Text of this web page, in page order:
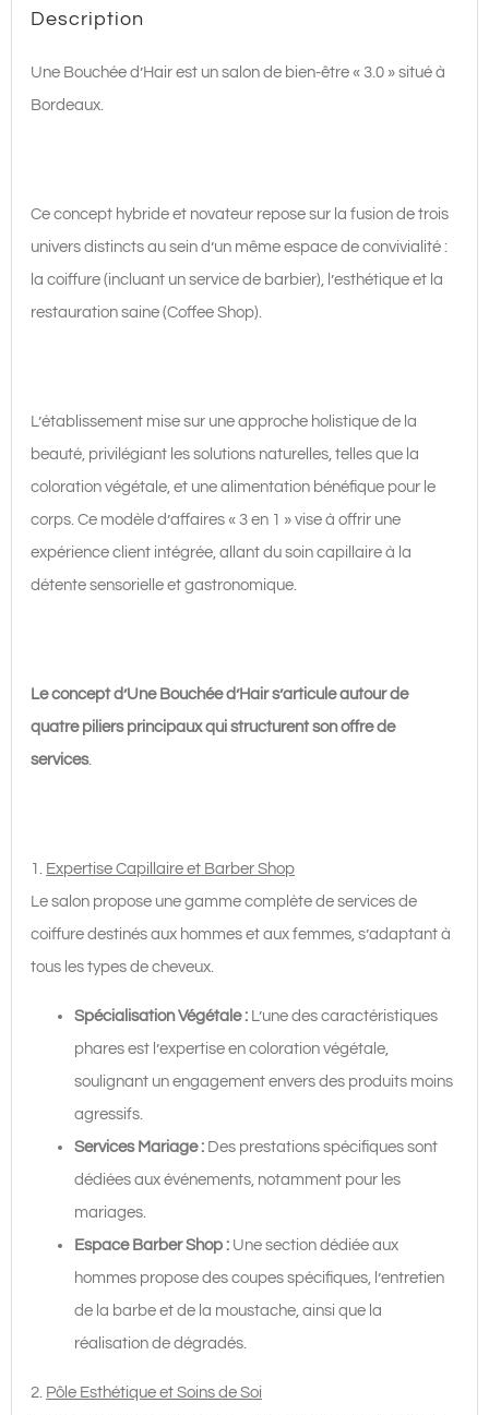
Une
Description
Une Bouchée d’Hair est un salon de bien-être « 3.0 » situé à
Bordeaux.
Ce concept hybride et novateur repose sur la fusion de trois
univers distincts au sein d’un même espace de convivialité :
la coiffure (incluant un service de barbier), l’esthétique et la
restauration saine (Coffee Shop).
L’établissement mise sur une approche holistique de la
beauté, privilégiant les solutions naturelles, telles que la
coloration végétale, et une alimentation bénéfique pour le
corps. Ce modèle d’affaires « 3 en 1 » vise à offrir une
expérience client intégrée, allant du soin capillaire à la
détente sensorielle et gastronomique.
Le concept d’Une Bouchée d’Hair s’articule autour de
quatre piliers principaux qui structurent son offre de
services.
1.
Expertise Capillaire et Barber Shop
Le salon propose une gamme complète de services de
coiffure destinés aux hommes et aux femmes, s’adaptant à
tous les types de cheveux.
Spécialisation Végétale : L’une des caractéristiques
phares est l’expertise en coloration végétale,
soulignant un engagement envers des produits moins
agressifs.
Services Mariage : Des prestations spécifiques sont
dédiées aux événements, notamment pour les
mariages.
Espace Barber Shop : Une section dédiée aux
hommes propose des coupes spécifiques, l’entretien
de la barbe et de la moustache, ainsi que la
réalisation de dégradés.
2. Pôle Esthétique et Soins de Soi